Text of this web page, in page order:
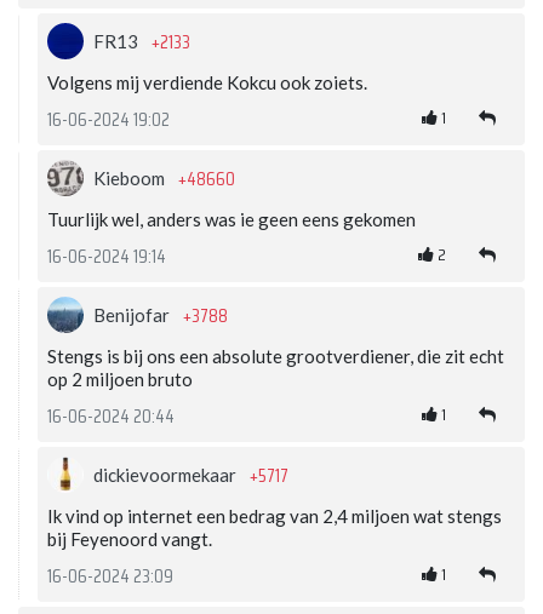
FR13 +2133
Volgens mij verdiende Kokcu ook zoiets.
16-06-2024 19:02 1
Kieboom +48660
Tuurlijk wel, anders was ie geen eens gekomen
16-06-2024 19:14 2
Benijofar +3788
Stengs is bij ons een absolute grootverdiener, die zit echt
op 2 miljoen bruto
16-06-2024 20:44 1
dickievoormekaar +5717
Ik vind op internet een bedrag van 2,4 miljoen wat stengs
bij Feyenoord vangt.
16-06-2024 23:09 1